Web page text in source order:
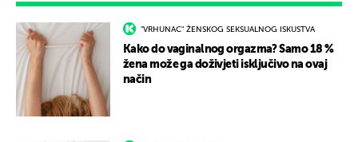
"VRHUNAC" ŽENSKOG SEKSUALNOG ISKUSTVA
Kako do vaginalnog orgazma? Samo 18 %
žena može ga doživjeti isključivo na ovaj
način